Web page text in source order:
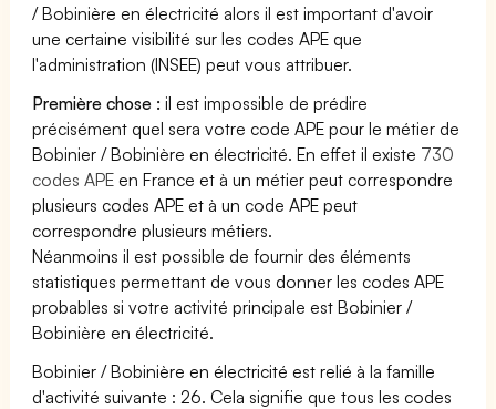
/ Bobinière en électricité alors il est important d'avoir
une certaine visibilité sur les codes APE que
l'administration (INSEE) peut vous attribuer.
Première chose : il est impossible de prédire
précisément quel sera votre code APE pour le métier de
Bobinier / Bobinière en électricité. En effet il existe 730
codes APE en France et à un métier peut correspondre
plusieurs codes APE et à un code APE peut
correspondre plusieurs métiers.
Néanmoins il est possible de fournir des éléments
statistiques permettant de vous donner les codes APE
probables si votre activité principale est Bobinier /
Bobinière en électricité.
Bobinier / Bobinière en électricité est relié à la famille
d'activité suivante : 26. Cela signifie que tous les codes